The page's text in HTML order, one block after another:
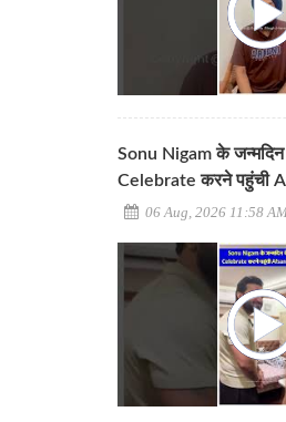
Sonu Nigam के जन्मदिन
Celebrate करने पहुंची
06 Aug, 2026 11:58